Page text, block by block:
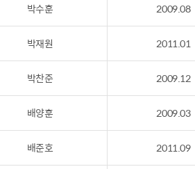
박수훈 2009.08
박재원 2011.01
박찬준 2009.12
배양훈 2009.03
배준호 2011.09